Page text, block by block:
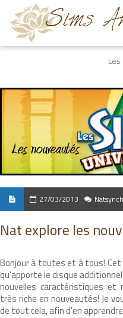
27/03/2013
Nat explore les
Bonjour à toutes et à tous!
qu'apporte le disque additionnel
nouvelles caractéristiques et
très riche en nouveautés! Je
de tout cela, afin d'en